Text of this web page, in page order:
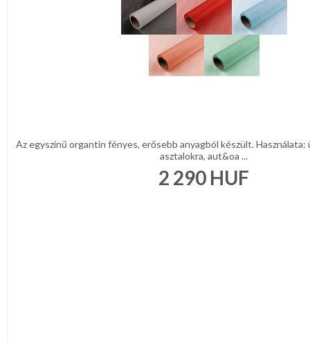
Az egyszínű organtin fényes, erősebb anyagból készült. Használata:
asztalokra, aut&oa ...
2 290 HUF